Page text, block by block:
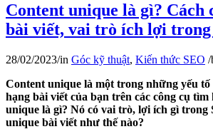
Content unique là gì? Cách
bài viết, vai trò ích lợi trong
28/02/2023/in Góc kỹ thuật, Kiến thức SEO /
Content unique là một trong những yếu
hạng bài viết của bạn trên các công cụ
unique là gì? Nó có vai trò, lợi ích gì trong
unique bài viết như thế nào?